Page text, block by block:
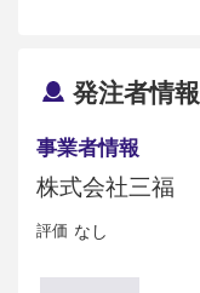
発注者情報
事業者情報
株式会社三福
評価 なし